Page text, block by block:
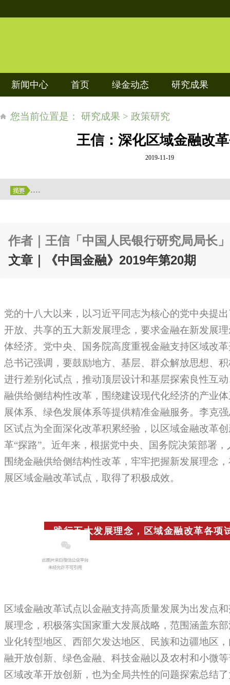
新闻中心 首页 绿金动态 研究成果
您当前位置是： 研究成果 > 政策研究
王信：深化区域金融改
2019-11-19
....
作者｜ 王信「中国人民银行研究局局长」
文章｜《中国金融》2019年第20期
党的十八大以来，以习近平同志为核心的党中央提
开放、共享的五大新发展理念，要求金融在新发展
体经济。党中央、国务院高度重视金融支持区域改
总书记强调，要鼓励地方、基层、群众解放思想、
进行差别化试点，推动顶层设计和基层探索良性互
融供给侧结构性改革，围绕建设现代化经济的产业
展体系、绿色发展体系等提供精准金融服务。李克
区试点为全面深化改革积累经验，以区域金融改革
革“探路”。近年来，根据党中央、国务院决策部署
围绕金融供给侧结构性改革，牢牢把握新发展理念
展区域金融改革试点，取得了积极成效。
践行五大发展理念，区域金融改革各项
区域金融改革试点以金融支持高质量发展为出发点
展理念，积极落实国家重大发展战略，范围涵盖东
业化转型地区、西部欠发达地区、民族和边疆地区
融开放创新、绿色金融、科技金融以及农村和小微
区域改革开放创新，也为全局共性的问题探索总结